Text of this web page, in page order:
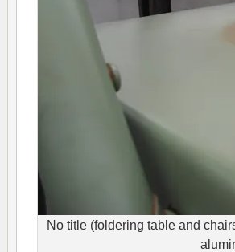
No title (foldering table and